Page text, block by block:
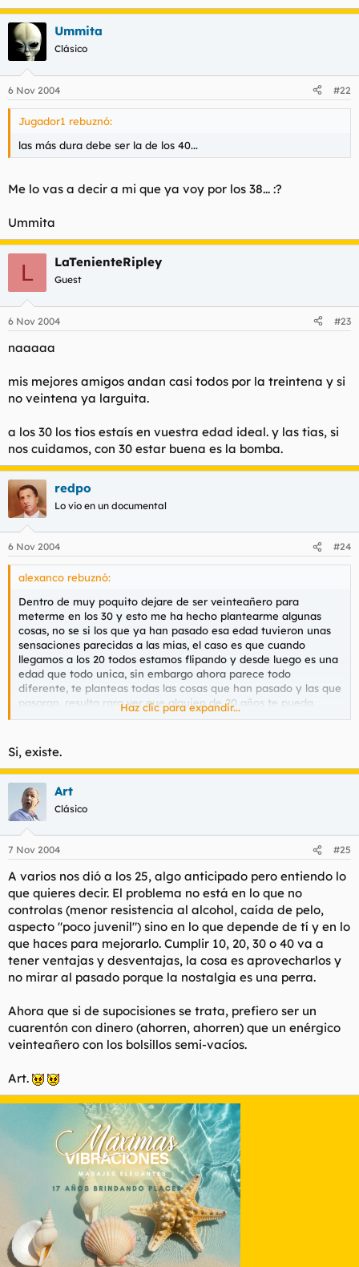
Ummita
Clásico
6 Nov 2004 #22
Jugador1 rebuznó:
las más dura debe ser la de los 40...
Me lo vas a decir a mi que ya voy por los 38... :?
Ummita
L LaTenienteRipley
Guest
6 Nov 2004 #23
naaaaa
mis mejores amigos andan casi todos por la treintena y si
no veintena ya larguita.
a los 30 los tios estaís en vuestra edad ideal. y las tias, si
nos cuidamos, con 30 estar buena es la bomba.
redpo
Lo vio en un documental
6 Nov 2004 #24
alexanco rebuznó:
Dentro de muy poquito dejare de ser veinteañero para
meterme en los 30 y esto me ha hecho plantearme algunas
cosas, no se si los que ya han pasado esa edad tuvieron unas
sensaciones parecidas a las mias, el caso es que cuando
llegamos a los 20 todos estamos flipando y desde luego es una
edad que todo unica, sin embargo ahora parece todo
diferente, te planteas todas las cosas que han pasado y las que
pasaran, resulta raro ver que alguien de 20 años te pueda
llamar de Ud aunque uno mismo piense que se siente joven
Yo creo que esto de la crisis va en cada uno y a lo mejor es
algo pasajero hasta que cumpla los 30 y deje de pensar en ello,
pero es una fijacion que tengo ultimamente, y más cuando hay
gente que te dice "ufff a partir de los 30 ya empiezas a
empalmar menos.." o mi madre diciendo "a ver cuando te
echas novia formal que te vas a quedar solterón" (que mala
leche) en fin, que desde los 25 hasta ahora se me han pasado
los años que ni me he enterado y ahora reflexiono sobre las
decisiones que tomé y donde estaria ahora de haber tomado
otras.
¿creeis que esa crisis existe? ¿creeis que la viven de forma
diferente los hombres y las mujeres?
Haz clic para expandir...
Si, existe.
Art
Clásico
7 Nov 2004 #25
A varios nos dió a los 25, algo anticipado pero entiendo lo
que quieres decir. El problema no está en lo que no
controlas (menor resistencia al alcohol, caída de pelo,
aspecto "poco juvenil") sino en lo que depende de tí y en lo
que haces para mejorarlo. Cumplir 10, 20, 30 o 40 va a
tener ventajas y desventajas, la cosa es aprovecharlos y
no mirar al pasado porque la nostalgia es una perra.
Ahora que si de supocisiones se trata, prefiero ser un
cuarentón con dinero (ahorren, ahorren) que un enérgico
veinteañero con los bolsillos semi-vacíos.
Art.